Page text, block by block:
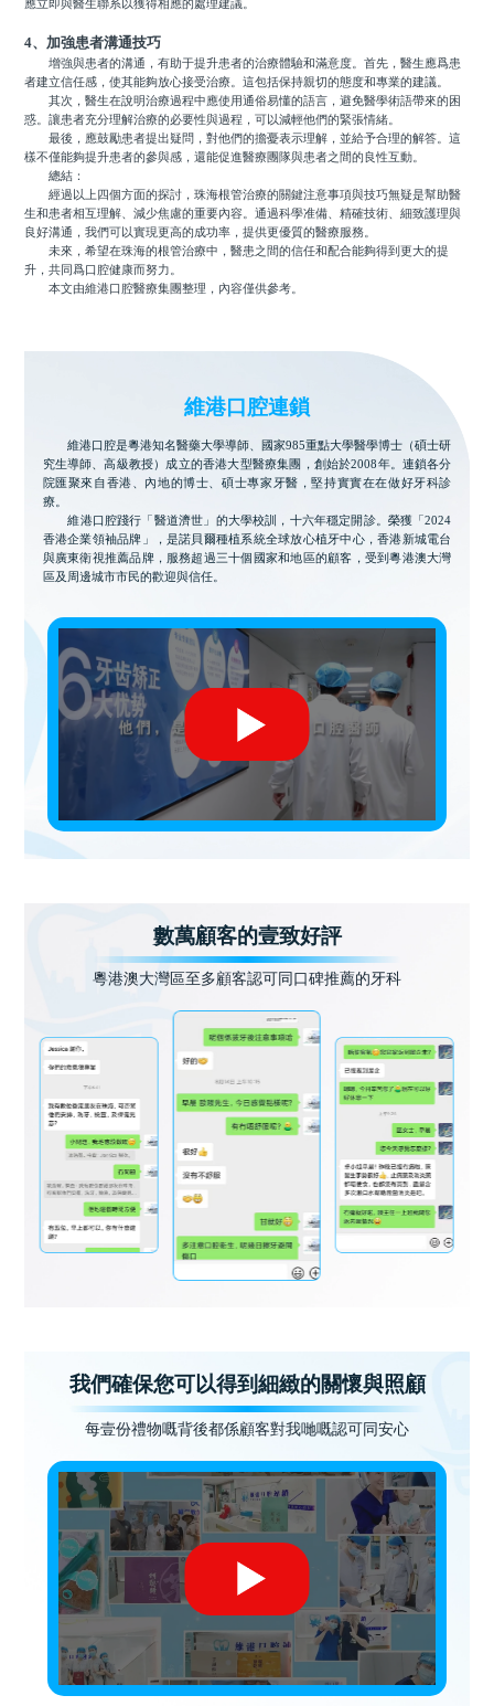
應立即與醫生聯系以獲得相應的處理建議。
4、加強患者溝通技巧
增強與患者的溝通，有助于提升患者的治療體驗和滿意度。首先，醫生應爲患
者建立信任感，使其能夠放心接受治療。這包括保持親切的態度和專業的建議。
其次，醫生在說明治療過程中應使用通俗易懂的語言，避免醫學術語帶來的困
惑。讓患者充分理解治療的必要性與過程，可以減輕他們的緊張情緒。
最後，應鼓勵患者提出疑問，對他們的擔憂表示理解，並給予合理的解答。這
樣不僅能夠提升患者的參與感，還能促進醫療團隊與患者之間的良性互動。
總結：
經過以上四個方面的探討，珠海根管治療的關鍵注意事項與技巧無疑是幫助醫
生和患者相互理解、減少焦慮的重要內容。通過科學准備、精確技術、細致護理與
良好溝通，我們可以實現更高的成功率，提供更優質的醫療服務。
未來，希望在珠海的根管治療中，醫患之間的信任和配合能夠得到更大的提
升，共同爲口腔健康而努力。
本文由維港口腔醫療集團整理，內容僅供參考。
維港口腔連鎖
維港口腔是粵港知名醫藥大學導師、國家985重點大學醫學博士（碩士研
究生導師、高級教授）成立的香港大型醫療集團，創始於2008年。連鎖各分
院匯聚來自香港、內地的博士、碩士專家牙醫，堅持實實在在做好牙科診
療。
維港口腔踐行「醫道濟世」的大學校訓，十六年穩定開診。榮獲「2024
香港企業領袖品牌」，是諾貝爾種植系統全球放心植牙中心，香港新城電台
與廣東衛視推薦品牌，服務超過三十個國家和地區的顧客，受到粵港澳大灣
區及周邊城市市民的歡迎與信任。
數萬顧客的壹致好評
粵港澳大灣區至多顧客認可同口碑推薦的牙科
我們確保您可以得到細緻的關懷與照顧
每壹份禮物嘅背後都係顧客對我哋嘅認可同安心